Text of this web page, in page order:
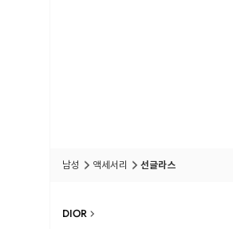
남성 액세서리 선글라스
DIOR